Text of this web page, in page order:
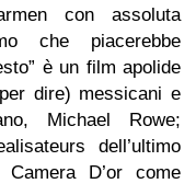
con assoluta
che piacerebbe
è un film apolide
dire) messicani e
Michael Rowe;
dell’ultimo
D’or come